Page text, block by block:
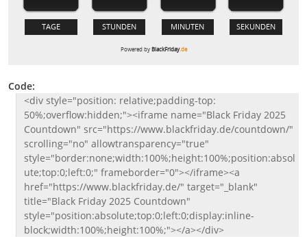
Code:
<div style="position: relative;padding-top:
50%;overflow:hidden;"><iframe name="Black Friday 2025
Countdown" src="https://www.blackfriday.de/countdown/"
scrolling="no" allowtransparency="true"
style="border:none;width:100%;height:100%;position:absol
ute;top:0;left:0;" frameborder="0"></iframe><a
href="https://www.blackfriday.de/" target="_blank"
title="Black Friday 2025 Countdown"
style="position:absolute;top:0;left:0;display:inline-
block;width:100%;height:100%;"></a></div>